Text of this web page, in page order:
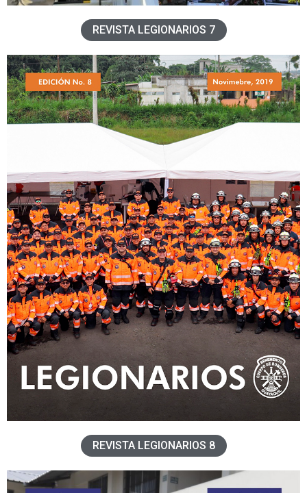
REVISTA LEGIONARIOS 7
REVISTA LEGIONARIOS 8